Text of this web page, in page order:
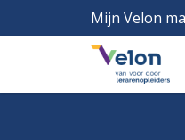
Mijn Velon